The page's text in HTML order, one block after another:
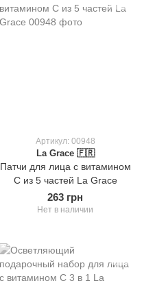
Артикул: 00948
La Grace 🇫🇷
Патчи для лица с витамином
С из 5 частей La Grace
263 грн
Нет в наличии